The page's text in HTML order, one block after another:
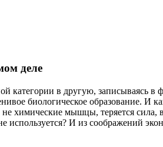
деле
в другую, записываясь в
биологическое образование. И
химические мышцы, теряется
И из соображений